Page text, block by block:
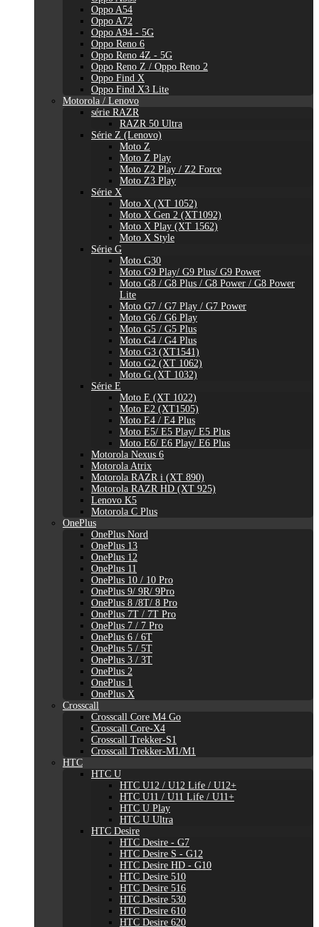
Oppo A54
Oppo A72
Oppo A94 - 5G
Oppo Reno 6
Oppo Reno 4Z - 5G
Oppo Reno Z / Oppo Reno 2
Oppo Find X
Oppo Find X3 Lite
Motorola / Lenovo
série RAZR
RAZR 50 Ultra
Série Z (Lenovo)
Moto Z
Moto Z Play
Moto Z2 Play / Z2 Force
Moto Z3 Play
Série X
Moto X (XT 1052)
Moto X Gen 2 (XT1092)
Moto X Play (XT 1562)
Moto X Style
Série G
Moto G30
Moto G9 Play/ G9 Plus/ G9 Power
Moto G8 / G8 Plus / G8 Power / G8 Power
Lite
Moto G7 / G7 Play / G7 Power
Moto G6 / G6 Play
Moto G5 / G5 Plus
Moto G4 / G4 Plus
Moto G3 (XT1541)
Moto G2 (XT 1062)
Moto G (XT 1032)
Série E
Moto E (XT 1022)
Moto E2 (XT1505)
Moto E4 / E4 Plus
Moto E5/ E5 Play/ E5 Plus
Moto E6/ E6 Play/ E6 Plus
Motorola Nexus 6
Motorola Atrix
Motorola RAZR i (XT 890)
Motorola RAZR HD (XT 925)
Lenovo K5
Motorola C Plus
OnePlus
OnePlus Nord
OnePlus 13
OnePlus 12
OnePlus 11
OnePlus 10 / 10 Pro
OnePlus 9/ 9R/ 9Pro
OnePlus 8 /8T/ 8 Pro
OnePlus 7T / 7T Pro
OnePlus 7 / 7 Pro
OnePlus 6 / 6T
OnePlus 5 / 5T
OnePlus 3 / 3T
OnePlus 2
OnePlus 1
OnePlus X
Crosscall
Crosscall Core M4 Go
Crosscall Core-X4
Crosscall Trekker-S1
Crosscall Trekker-M1/M1
HTC
HTC U
HTC U12 / U12 Life / U12+
HTC U11 / U11 Life / U11+
HTC U Play
HTC U Ultra
HTC Desire
HTC Desire - G7
HTC Desire S - G12
HTC Desire HD - G10
HTC Desire 510
HTC Desire 516
HTC Desire 530
HTC Desire 610
HTC Desire 620